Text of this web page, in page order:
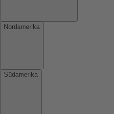
Nordamerika
Südamerika